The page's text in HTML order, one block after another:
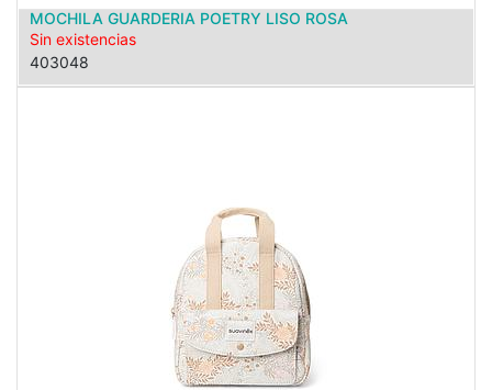
MOCHILA GUARDERIA POETRY LISO ROSA
Sin existencias
403048